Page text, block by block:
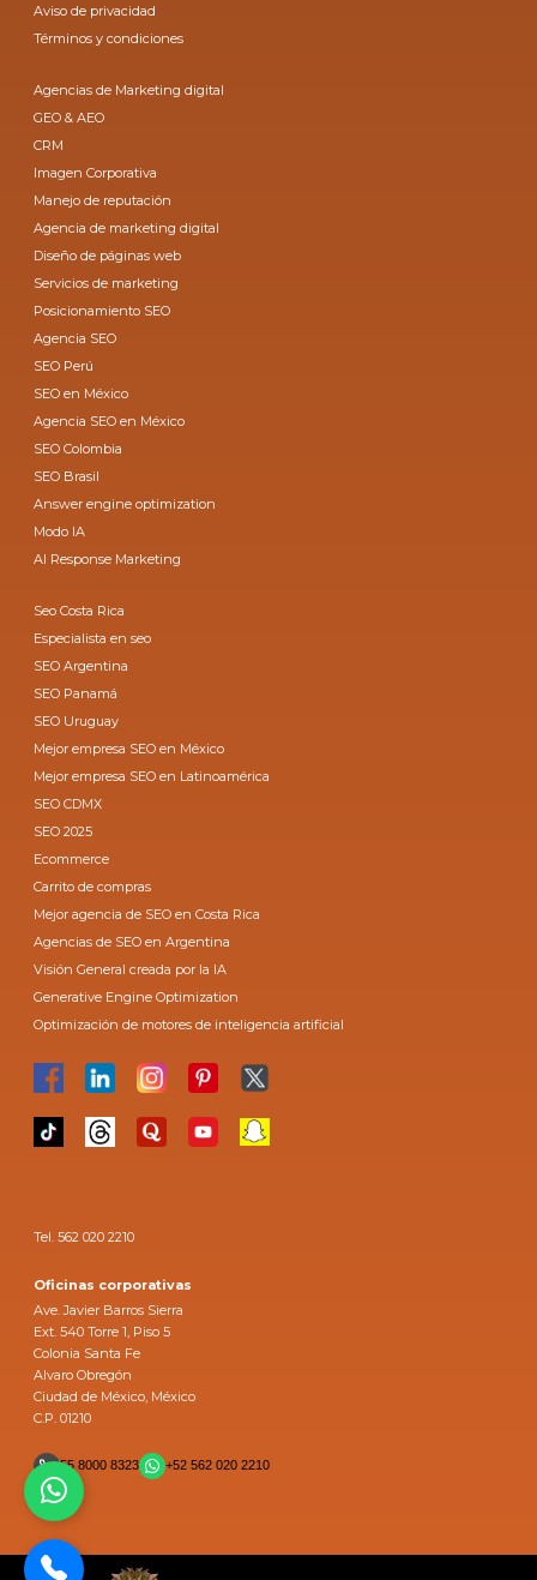
Aviso de privacidad
Términos y condiciones
Agencias de Marketing digital
GEO & AEO
CRM
Imagen Corporativa
Manejo de reputación
Agencia de marketing digital
Diseño de páginas web
Servicios de marketing
Posicionamiento SEO
Agencia SEO
SEO Perú
SEO en México
Agencia SEO en México
SEO Colombia
SEO Brasil
Answer engine optimization
Modo IA
AI Response Marketing
Seo Costa Rica
Especialista en seo
SEO Argentina
SEO Panamá
SEO Uruguay
Mejor empresa SEO en México
Mejor empresa SEO en Latinoamérica
SEO CDMX
SEO 2025
Ecommerce
Carrito de compras
Mejor agencia de SEO en Costa Rica
Agencias de SEO en Argentina
Visión General creada por la IA
Generative Engine Optimization
Optimización de motores de inteligencia artificial
Tel. 562 020 2210
Oficinas corporativas
Ave. Javier Barros Sierra
Ext. 540 Torre 1, Piso 5
Colonia Santa Fe
Alvaro Obregón
Ciudad de México, México
C.P. 01210
55 8000 8323 +52 562 020 2210